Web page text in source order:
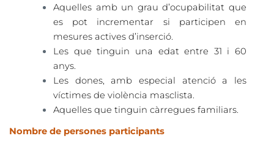
Aquelles amb un grau d’ocupabilitat que
es pot incrementar si participen en
mesures actives d’inserció.
Les que tinguin una edat entre 31 i 60
anys.
Les dones, amb especial atenció a les
víctimes de violència masclista.
Aquelles que tinguin càrregues familiars.
Nombre de persones participants